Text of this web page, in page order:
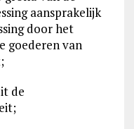
aansprakelijk
door het
goederen van
de